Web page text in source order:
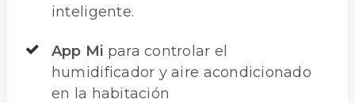
inteligente.
App Mi para controlar el
humidificador y aire acondicionado
en la habitación